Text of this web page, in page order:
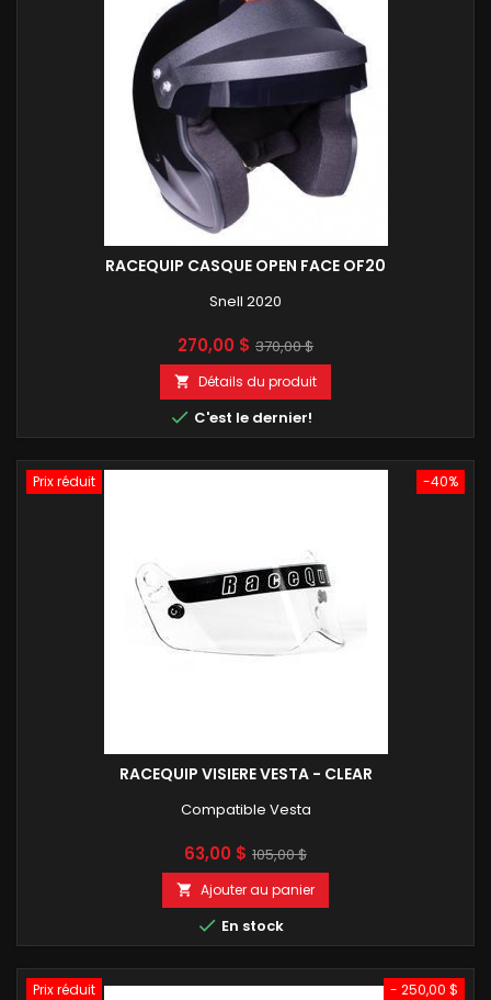
RACEQUIP CASQUE OPEN FACE OF20
Snell 2020
Prix
270,00 $ Prix
de
base
370,00 $
 Détails du produit
 C'est le dernier!
-40%
Prix réduit
RACEQUIP VISIERE VESTA - CLEAR
Compatible Vesta
Prix
63,00 $ Prix
base
105,00 $
 Ajouter au panier
 En stock
- 250,00 $
Prix réduit